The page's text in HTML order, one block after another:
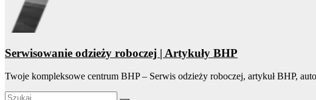
Serwisowanie odzieży roboczej | Artykuły BHP
Twoje kompleksowe centrum BHP – Serwis odzieży roboczej, artykuł BHP,